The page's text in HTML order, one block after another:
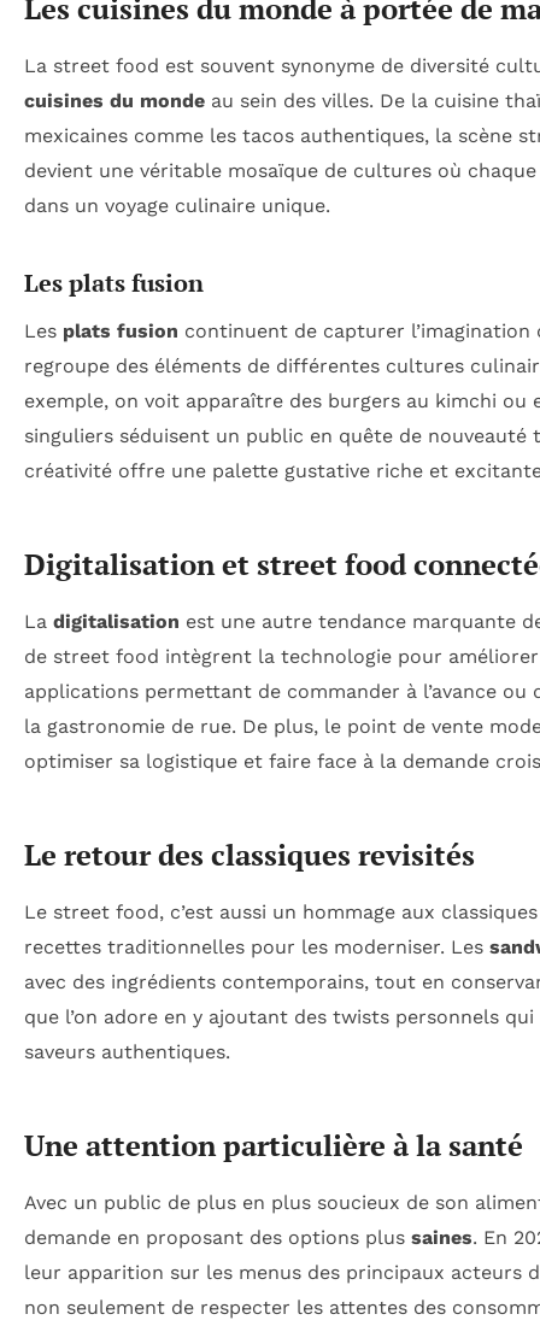
Les cuisines du monde à portée de
La street food est souvent synonyme de diversité
cuisines du monde au sein des villes. De la cuisine
mexicaines comme les tacos authentiques, la scène
devient une véritable mosaïque de cultures où
dans un voyage culinaire unique.
Les plats fusion
Les plats fusion continuent de capturer
regroupe des éléments de différentes cultures
exemple, on voit apparaître des burgers au kimchi ou
singuliers séduisent un public en quête de
créativité offre une palette gustative riche et
Digitalisation et street food
La digitalisation est une autre tendance marquante
de street food intègrent la technologie pour
applications permettant de commander à l’avance
la gastronomie de rue. De plus, le point de vente
optimiser sa logistique et faire face à la demande
Le retour des classiques revisités
Le street food, c’est aussi un hommage aux
recettes traditionnelles pour les moderniser. Les
avec des ingrédients contemporains, tout en
que l’on adore en y ajoutant des twists personnels
saveurs authentiques.
Une attention particulière à la santé
Avec un public de plus en plus soucieux de son
demande en proposant des options plus saines. En
leur apparition sur les menus des principaux acteurs
non seulement de respecter les attentes des